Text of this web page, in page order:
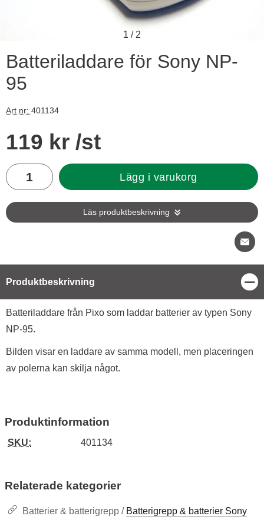
1 / 2
Batteriladdare för Sony NP-
95
Art nr: 401134
pris
119 kr /st
antal
Lägg i varukorg
Läs produktbeskrivning
Produktbeskrivning
Produktbeskrivning
Batteriladdare från Pixo som laddar batterier av typen Sony
NP-95.
Bilden visar en laddare av samma modell, men placeringen
av polerna kan skilja något.
Produktinformation
SKU: 401134
Relaterade kategorier
Batterier & batterigrepp / Batterigrepp & batterier Sony